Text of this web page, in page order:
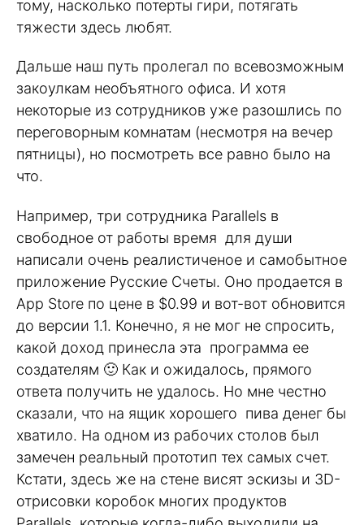
тому, насколько потерты гири, потягать
тяжести здесь любят.
Дальше наш путь пролегал по всевозможным
закоулкам необъятного офиса. И хотя
некоторые из сотрудников уже разошлись по
переговорным комнатам (несмотря на вечер
пятницы), но посмотреть все равно было на
что.
Например, три сотрудника Parallels в
свободное от работы время для души
написали очень реалистиченое и самобытное
приложение Русские Счеты. Оно продается в
App Store по цене в $0.99 и вот-вот обновится
до версии 1.1. Конечно, я не мог не спросить,
какой доход принесла эта программа ее
создателям 🙂 Как и ожидалось, прямого
ответа получить не удалось. Но мне честно
сказали, что на ящик хорошего пива денег бы
хватило. На одном из рабочих столов был
замечен реальный прототип тех самых счет.
Кстати, здесь же на стене висят эскизы и 3D-
отрисовки коробок многих продуктов